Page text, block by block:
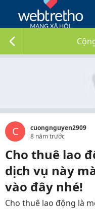
C
cuongnguyen2909
8 năm trước
Cho thuê lao
dịch vụ này
vào đây nhé!
Cho thuê lao động là